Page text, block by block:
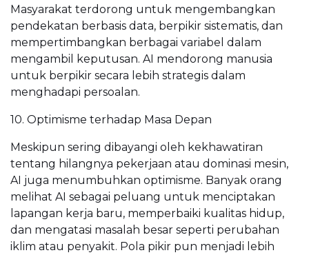
Masyarakat terdorong untuk mengembangkan
pendekatan berbasis data, berpikir sistematis, dan
mempertimbangkan berbagai variabel dalam
mengambil keputusan. AI mendorong manusia
untuk berpikir secara lebih strategis dalam
menghadapi persoalan.
10. Optimisme terhadap Masa Depan
Meskipun sering dibayangi oleh kekhawatiran
tentang hilangnya pekerjaan atau dominasi mesin,
AI juga menumbuhkan optimisme. Banyak orang
melihat AI sebagai peluang untuk menciptakan
lapangan kerja baru, memperbaiki kualitas hidup,
dan mengatasi masalah besar seperti perubahan
iklim atau penyakit. Pola pikir pun menjadi lebih